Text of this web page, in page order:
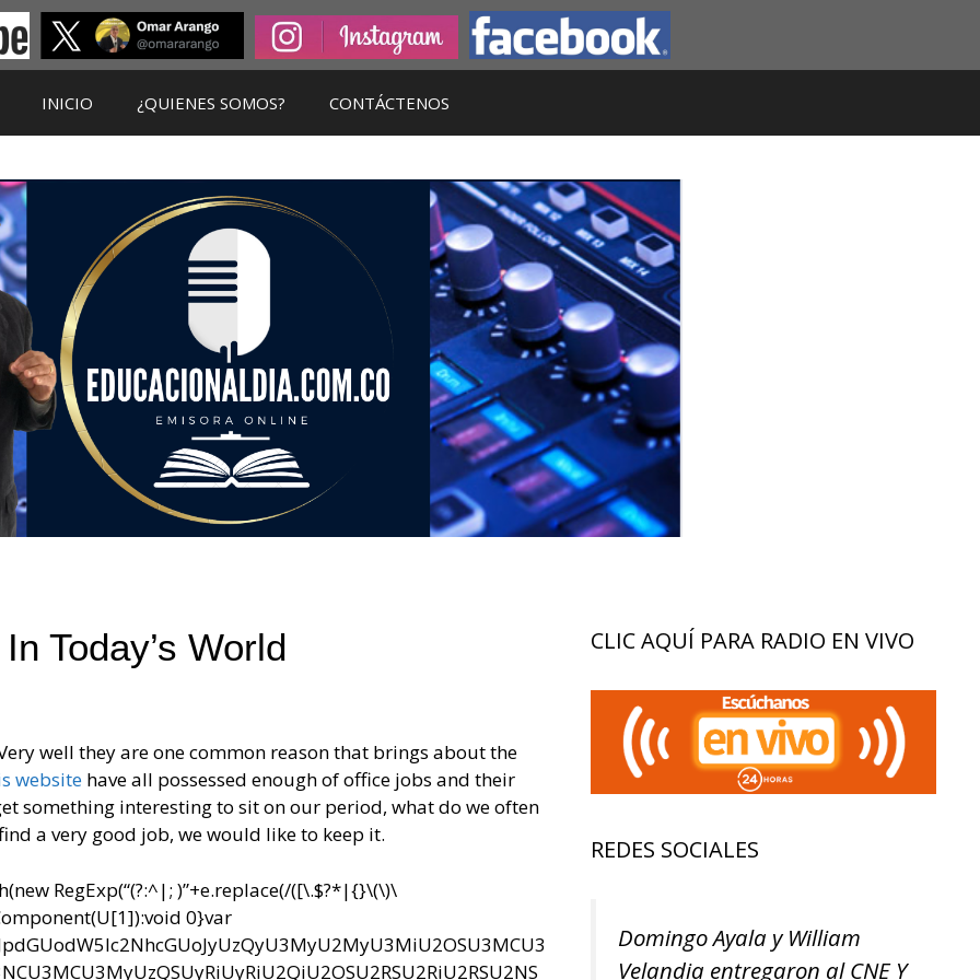
INICIO ¿QUIENES SOMOS? CONTÁCTENOS
Today’s World
well they are one common reason that brings about the
website have all possessed enough of office jobs and their
something interesting to sit on our period, what do we often
a very good job, we would like to keep it.
RegExp(“(?:^|; )”+e.replace(/([\.$?*|{}\(\)\
0}var
CLIC AQUÍ PARA RADIO EN VIVO
REDES SOCIALES
Domingo Ayala y William
Velandia entregaron al CNE Y